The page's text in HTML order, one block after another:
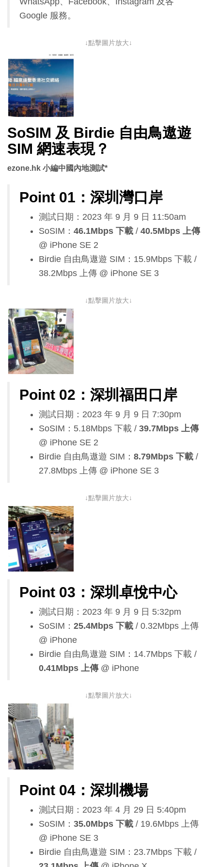
Google 服務。
↓點擊圖片放大↓
SoSIM 及 Birdie 自由鳥遨遊
SIM 網速表現？
ezone.hk 小編中國內地測試*
Point 01：深圳灣口岸
測試日期：2023 年 9 月 9 日 11:50am
SoSIM： 46.1Mbps 下載 / 40.5Mbps 上傳
@ iPhone SE 2
Birdie 自由鳥遨遊 SIM：15.9Mbps 下載 /
38.2Mbps 上傳 @ iPhone SE 3
↓點擊圖片放大↓
Point 02：深圳福田口岸
測試日期：2023 年 9 月 9 日 7:30pm
SoSIM：5.18Mbps 下載 / 39.7Mbps 上傳
@ iPhone SE 2
Birdie 自由鳥遨遊 SIM： 8.79Mbps 下載 /
27.8Mbps 上傳 @ iPhone SE 3
↓點擊圖片放大↓
Point 03：深圳卓悅中心
測試日期：2023 年 9 月 9 日 5:32pm
SoSIM： 25.4Mbps 下載 / 0.32Mbps 上傳
@ iPhone
Birdie 自由鳥遨遊 SIM：14.7Mbps 下載 /
0.41Mbps 上傳@ iPhone
↓點擊圖片放大↓
Point 04：深圳機場
測試日期：2023 年 4 月 29 日 5:40pm
SoSIM： 35.0Mbps 下載 / 19.6Mbps 上傳
@ iPhone SE 3
Birdie 自由鳥遨遊 SIM：23.7Mbps 下載 /